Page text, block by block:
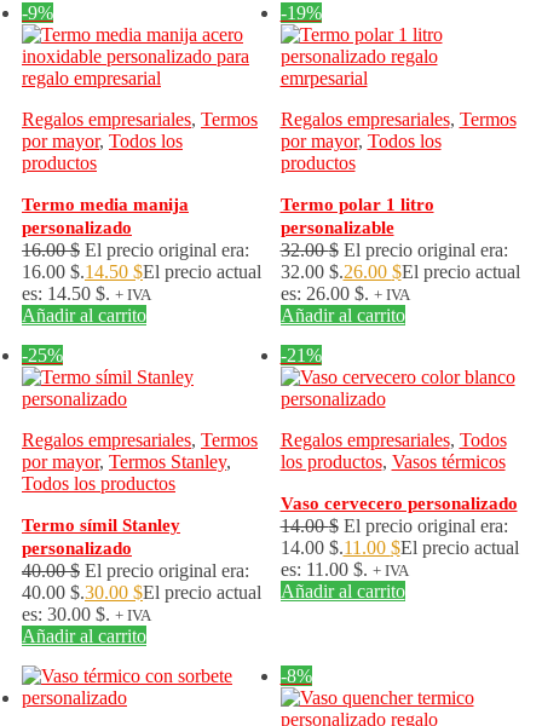
-9%
Regalos empresariales, Termos
por mayor, Todos los
productos
Termo media manija
personalizado
16.00$ El precio original era:
16.00 $.14.50 $El precio actual
es: 14.50 $. + IVA
Añadir al carrito
-19%
Regalos empresariales, Termos
por mayor, Todos los
productos
Termo polar 1 litro
personalizable
32.00$ El precio original era:
32.00 $.26.00 $El precio actual
es: 26.00 $. + IVA
Añadir al carrito
-25%
Regalos empresariales, Termos
por mayor, Termos Stanley,
Todos los productos
Termo símil Stanley
personalizado
40.00$ El precio original era:
40.00 $.30.00 $El precio actual
es: 30.00 $. + IVA
Añadir al carrito
-21%
Regalos empresariales, Todos
los productos, Vasos térmicos
Vaso cervecero personalizado
14.00$ El precio original era:
14.00 $.11.00 $El precio actual
es: 11.00 $. + IVA
Añadir al carrito
-8%